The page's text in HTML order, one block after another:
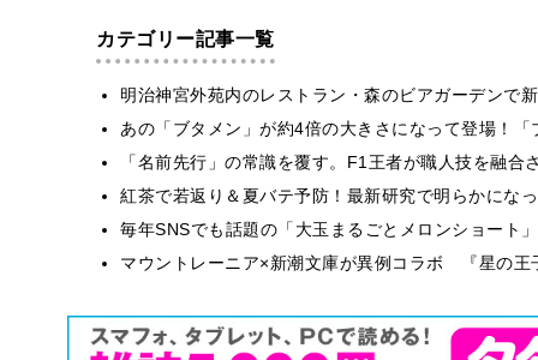
カテゴリー記事一覧
明治神宮外苑内のレストラン・森のビアガーデンで
あの「ブタメン」が約4倍の大きさになって登場！
「名前先行」の常識を覆す。F1王者が職人技を融
紅茶で若返り＆夏バテ予防！最新研究で明らかにな
毎年SNSでも話題の「大玉まるごとメロンショート
マウントレーニア×新潮文庫が異例コラボ 『星の